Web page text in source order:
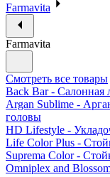
Farmavita
Farmavita
Смотреть все товары
Back Bar - Салонная
Argan Sublime -
головы
HD Lifestyle -
Life Color Plus -
Suprema Color -
Omniplex and